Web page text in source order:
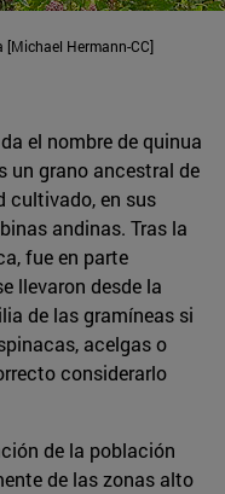
Hermann-CC]
el nombre de quinua
un grano ancestral de
cultivado, en sus
andinas. Tras la
fue en parte
llevaron desde la
de las gramíneas si
acelgas o
considerarlo
de la población
de las zonas alto